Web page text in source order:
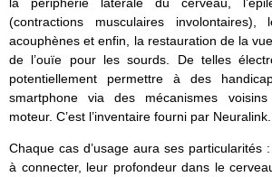
la périphérie latérale du cerveau,
(contractions musculaires involontaires),
acouphènes et enfin, la restauration de la
de l’ouïe pour les sourds. De telles
potentiellement permettre à des
smartphone via des mécanismes
moteur. C’est l’inventaire fourni par Neuralink.
Chaque cas d’usage aura ses particularités
à connecter, leur profondeur dans le